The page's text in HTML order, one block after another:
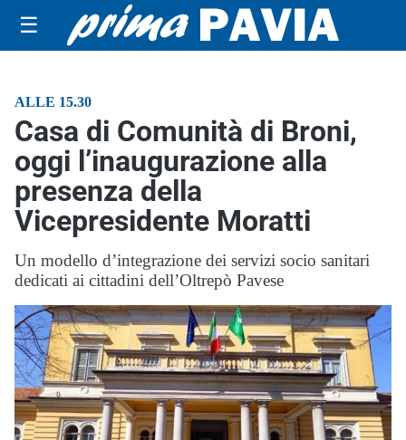
☰
ALLE 15.30
Casa di Comunità di Broni,
oggi l’inaugurazione alla
presenza della
Vicepresidente Moratti
Un modello d’integrazione dei servizi socio sanitari
dedicati ai cittadini dell’Oltrepò Pavese